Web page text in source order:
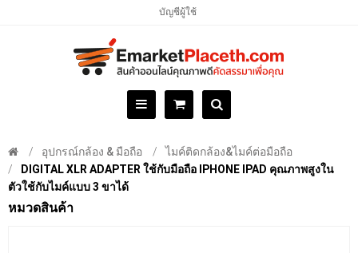
บัญชีผู้ใช้
อุปกรณ์กล้อง & มือถือ
ไมค์ติดกล้อง&ไมค์ต่อมือถือ
DIGITAL XLR ADAPTER ใช้กับมือถือ IPHONE IPAD คุณภาพสูงใน
ตัวใช้กับไมค์แบบ 3 ขาได้
หมวดสินค้า